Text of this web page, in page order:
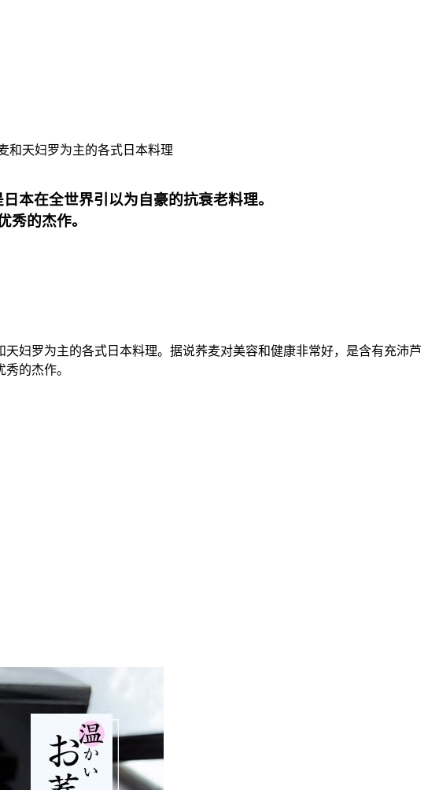
和天妇罗为主的各式日本料理
本在全世界引以为自豪的抗衰老料理。
秀的杰作。
妇罗为主的各式日本料理。据说荞麦对美容和健康非常好，是含有充沛芦
的杰作。